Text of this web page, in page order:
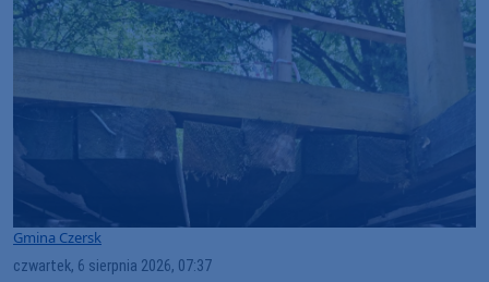
Gmina Czersk
czwartek, 6 sierpnia 2026, 07:37